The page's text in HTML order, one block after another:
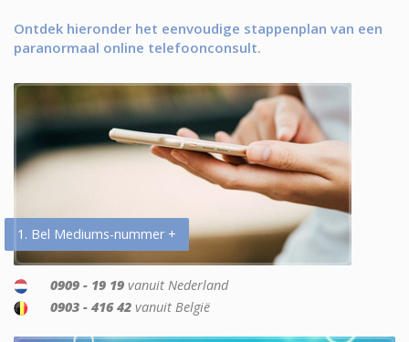
Ontdek hieronder het eenvoudige stappenplan van een
paranormaal online telefoonconsult.
1. Bel Mediums-nummer +
0909 - 19 19 vanuit Nederland
0903 - 416 42 vanuit België